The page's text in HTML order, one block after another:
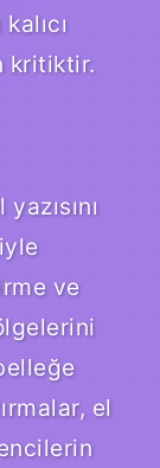
kritiktir.
ve
el